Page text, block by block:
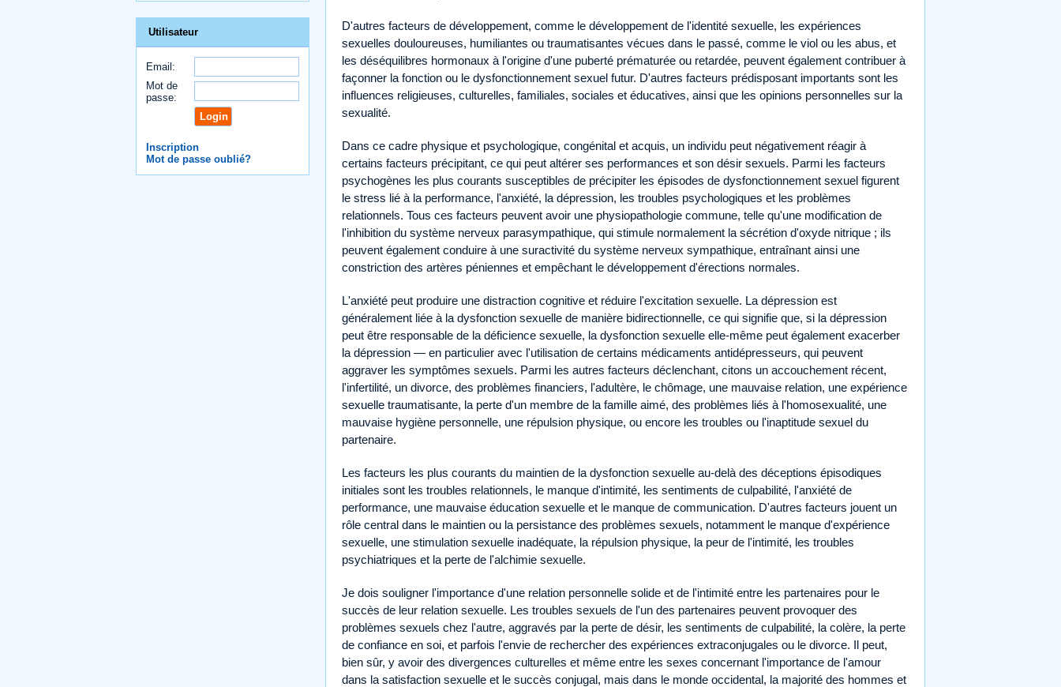
Utilisateur
Email:
Mot de
passe:
Inscription
Mot de passe oublié?
D'autres facteurs de développement, comme le développement de l'identité sexuelle, les expériences
sexuelles douloureuses, humiliantes ou traumatisantes vécues dans le passé, comme le viol ou les abus, et
les déséquilibres hormonaux à l'origine d'une puberté prématurée ou retardée, peuvent également contribuer à
façonner la fonction ou le dysfonctionnement sexuel futur. D'autres facteurs prédisposant importants sont les
influences religieuses, culturelles, familiales, sociales et éducatives, ainsi que les opinions personnelles sur la
sexualité.
Dans ce cadre physique et psychologique, congénital et acquis, un individu peut négativement réagir à
certains facteurs précipitant, ce qui peut altérer ses performances et son désir sexuels. Parmi les facteurs
psychogènes les plus courants susceptibles de précipiter les épisodes de dysfonctionnement sexuel figurent
le stress lié à la performance, l'anxiété, la dépression, les troubles psychologiques et les problèmes
relationnels. Tous ces facteurs peuvent avoir une physiopathologie commune, telle qu'une modification de
l'inhibition du système nerveux parasympathique, qui stimule normalement la sécrétion d'oxyde nitrique ; ils
peuvent également conduire à une suractivité du système nerveux sympathique, entraînant ainsi une
constriction des artères péniennes et empêchant le développement d'érections normales.
L'anxiété peut produire une distraction cognitive et réduire l'excitation sexuelle. La dépression est
généralement liée à la dysfonction sexuelle de manière bidirectionnelle, ce qui signifie que, si la dépression
peut être responsable de la déficience sexuelle, la dysfonction sexuelle elle-même peut également exacerber
la dépression — en particulier avec l'utilisation de certains médicaments antidépresseurs, qui peuvent
aggraver les symptômes sexuels. Parmi les autres facteurs déclenchant, citons un accouchement récent,
l'infertilité, un divorce, des problèmes financiers, l'adultère, le chômage, une mauvaise relation, une expérience
sexuelle traumatisante, la perte d'un membre de la famille aimé, des problèmes liés à l'homosexualité, une
mauvaise hygiène personnelle, une répulsion physique, ou encore les troubles ou l'inaptitude sexuel du
partenaire.
Les facteurs les plus courants du maintien de la dysfonction sexuelle au-delà des déceptions épisodiques
initiales sont les troubles relationnels, le manque d'intimité, les sentiments de culpabilité, l'anxiété de
performance, une mauvaise éducation sexuelle et le manque de communication. D'autres facteurs jouent un
rôle central dans le maintien ou la persistance des problèmes sexuels, notamment le manque d'expérience
sexuelle, une stimulation sexuelle inadéquate, la répulsion physique, la peur de l'intimité, les troubles
psychiatriques et la perte de l'alchimie sexuelle.
Je dois souligner l'importance d'une relation personnelle solide et de l'intimité entre les partenaires pour le
succès de leur relation sexuelle. Les troubles sexuels de l'un des partenaires peuvent provoquer des
problèmes sexuels chez l'autre, aggravés par la perte de désir, les sentiments de culpabilité, la colère, la perte
de confiance en soi, et parfois l'envie de rechercher des expériences extraconjugales ou le divorce. Il peut,
bien sûr, y avoir des divergences culturelles et même entre les sexes concernant l'importance de l'amour
dans la satisfaction sexuelle et le succès conjugal, mais dans le monde occidental, la majorité des hommes et